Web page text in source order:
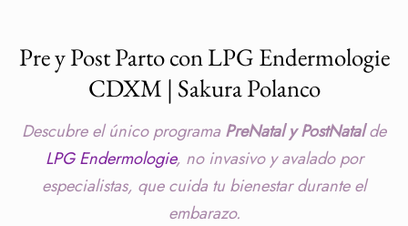
Pre y Post Parto con LPG Endermologie
CDXM | Sakura Polanco
Descubre el único programaPreNatal y PostNatalde
LPG Endermologie, no invasivo y avalado por
especialistas, que cuida tu bienestar durante el
embarazo.